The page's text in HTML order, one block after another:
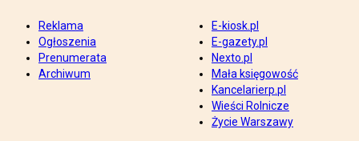
Reklama
Ogłoszenia
Prenumerata
Archiwum
E-kiosk.pl
E-gazety.pl
Nexto.pl
Mała księgowość
Kancelarierp.pl
Wieści Rolnicze
Życie Warszawy